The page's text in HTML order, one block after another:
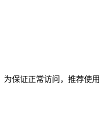
保证正常访问，推荐使用